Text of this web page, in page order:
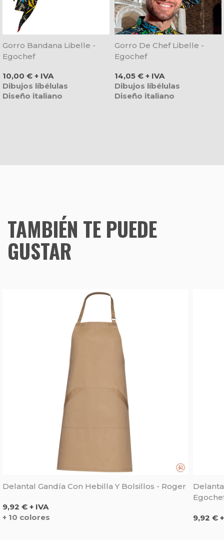
Gorro Bandana Libelle -
Egochef
Precio
10,00 € + IVA
Dibujos líbélulas
Diseño italiano
Gorro De Chef Libelle -
Egochef
Precio
14,05 € + IVA
Dibujos líbélulas
Diseño italiano
TAMBIÉN TE PUEDE
GUSTAR
Delantal Gandía Con Hebilla Y Bolsillos - Roger
Precio
9,92 € + IVA
+ 10 colores
Precio
9,92 €